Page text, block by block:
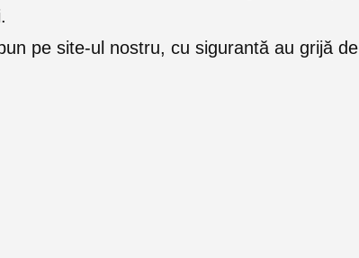
pe site-ul nostru, cu sigurantă au grijă de